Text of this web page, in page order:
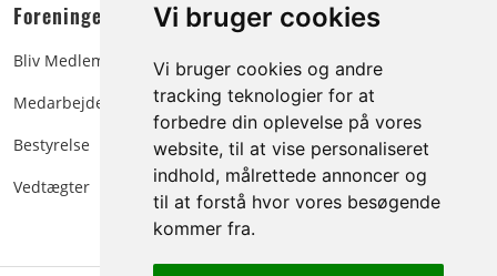
Vi bruger cookies
Vi bruger cookies og andre
tracking teknologier for at
forbedre din oplevelse på vores
website, til at vise personaliseret
indhold, målrettede annoncer og
til at forstå hvor vores besøgende
kommer fra.
Foreningen:
Bliv Medlem
Medarbejdere
Bestyrelse
Vedtægter